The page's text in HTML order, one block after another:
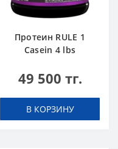
Протеин RULE 1
Casein 4 lbs
Мороженое
49 500 тг.
В КОРЗИНУ